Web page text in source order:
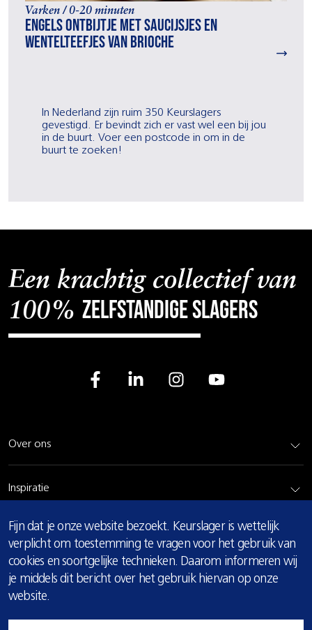
COOKIE
MELDING
Fijn dat je onze website bezoekt. Keurslager is wettelijk
verplicht om toestemming te vragen voor het gebruik van
cookies en soortgelijke technieken. Daarom informeren wij
je middels dit bericht over het gebruik hiervan op onze
website.
Varken / 0-20 minuten
Engels ontbijtje met saucijsjes en
wentelteefjes van brioche
In Nederland zijn ruim 350 Keurslagers
gevestigd. Er bevindt zich er vast wel een bij jou
in de buurt. Voer een postcode in om in de
buurt te zoeken!
Een krachtig collectief van
100% zelfstandige slagers
Over ons
Inspiratie
Rundvlees
Bereidingsadvies
Privacy & cookie verklaring